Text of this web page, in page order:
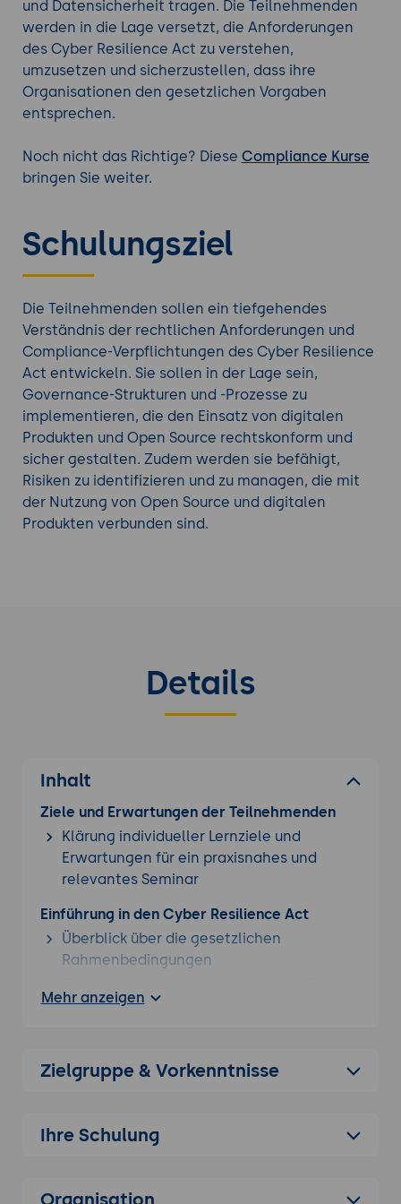
und Datensicherheit tragen. Die Teilnehmenden
werden in die Lage versetzt, die Anforderungen
des Cyber Resilience Act zu verstehen,
umzusetzen und sicherzustellen, dass ihre
Organisationen den gesetzlichen Vorgaben
entsprechen.
Noch nicht das Richtige? Diese Compliance Kurse
bringen Sie weiter.
Schulungsziel
Die Teilnehmenden sollen ein tiefgehendes
Verständnis der rechtlichen Anforderungen und
Compliance-Verpflichtungen des Cyber Resilience
Act entwickeln. Sie sollen in der Lage sein,
Governance-Strukturen und -Prozesse zu
implementieren, die den Einsatz von digitalen
Produkten und Open Source rechtskonform und
sicher gestalten. Zudem werden sie befähigt,
Risiken zu identifizieren und zu managen, die mit
der Nutzung von Open Source und digitalen
Produkten verbunden sind.
Details
Inhalt
Ziele und Erwartungen der Teilnehmenden
Klärung individueller Lernziele und
Erwartungen für ein praxisnahes und
relevantes Seminar
Einführung in den Cyber Resilience Act
Überblick über die gesetzlichen
Rahmenbedingungen
Resilience Act
Wesentliche Anforderungen und rechtliche
Detaillierte Analyse der rechtlichen
Verstößen (Artikel 4-6)
Mehr anzeigen
Zielgruppe & Vorkenntnisse
Ihre Schulung